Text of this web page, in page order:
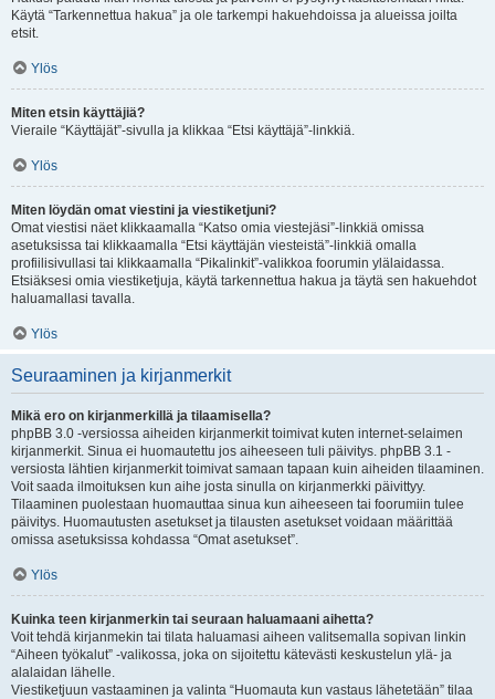
Käytä “Tarkennettua hakua” ja ole tarkempi hakuehdoissa ja alueissa joilta
etsit.
Ylös
Miten etsin käyttäjiä?
Vieraile “Käyttäjät”-sivulla ja klikkaa “Etsi käyttäjä”-linkkiä.
Ylös
Miten löydän omat viestini ja viestiketjuni?
Omat viestisi näet klikkaamalla “Katso omia viestejäsi”-linkkiä omissa
asetuksissa tai klikkaamalla “Etsi käyttäjän viesteistä”-linkkiä omalla
profiilisivullasi tai klikkaamalla “Pikalinkit”-valikkoa foorumin ylälaidassa.
Etsiäksesi omia viestiketjuja, käytä tarkennettua hakua ja täytä sen hakuehdot
haluamallasi tavalla.
Ylös
Seuraaminen ja kirjanmerkit
Mikä ero on kirjanmerkillä ja tilaamisella?
phpBB 3.0 -versiossa aiheiden kirjanmerkit toimivat kuten internet-selaimen
kirjanmerkit. Sinua ei huomautettu jos aiheeseen tuli päivitys. phpBB 3.1 -
versiosta lähtien kirjanmerkit toimivat samaan tapaan kuin aiheiden tilaaminen.
Voit saada ilmoituksen kun aihe josta sinulla on kirjanmerkki päivittyy.
Tilaaminen puolestaan huomauttaa sinua kun aiheeseen tai foorumiin tulee
päivitys. Huomautusten asetukset ja tilausten asetukset voidaan määrittää
omissa asetuksissa kohdassa “Omat asetukset”.
Ylös
Kuinka teen kirjanmerkin tai seuraan haluamaani aihetta?
Voit tehdä kirjanmekin tai tilata haluamasi aiheen valitsemalla sopivan linkin
“Aiheen työkalut” -valikossa, joka on sijoitettu kätevästi keskustelun ylä- ja
alalaidan lähelle.
Viestiketjuun vastaaminen ja valinta “Huomauta kun vastaus lähetetään” tilaa